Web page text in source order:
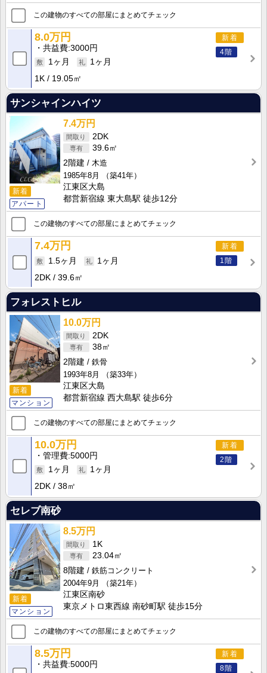
この建物のすべての部屋にまとめてチェック
新着
4階
8.0万円
共益費 3000円
1ヶ月
1ヶ月
1K
19.05㎡
サンシャインハイツ
新着
アパート
7.4万円
2DK
39.6㎡
2階建
木造
1985年8月
（築41年）
江東区大島
都営新宿線 東大島駅 徒歩12分
この建物のすべての部屋にまとめてチェック
新着
1階
7.4万円
1.5ヶ月
1ヶ月
2DK
39.6㎡
フォレストヒル
新着
マンション
10.0万円
2DK
38㎡
2階建
鉄骨
1993年8月
（築33年）
江東区大島
都営新宿線 西大島駅 徒歩6分
この建物のすべての部屋にまとめてチェック
新着
2階
10.0万円
管理費 5000円
1ヶ月
1ヶ月
2DK
38㎡
セレブ南砂
新着
マンション
8.5万円
1K
23.04㎡
8階建
鉄筋コンクリート
2004年9月
（築21年）
江東区南砂
東京メトロ東西線 南砂町駅 徒歩15分
この建物のすべての部屋にまとめてチェック
新着
8階
8.5万円
共益費 5000円